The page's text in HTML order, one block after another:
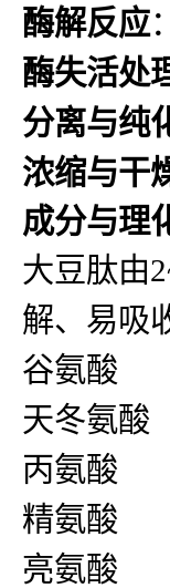
酶解反应
酶失活处
分离与纯
浓缩与干
成分与理
大豆肽由
解、易吸
谷氨酸
天冬氨酸
丙氨酸
精氨酸
亮氨酸